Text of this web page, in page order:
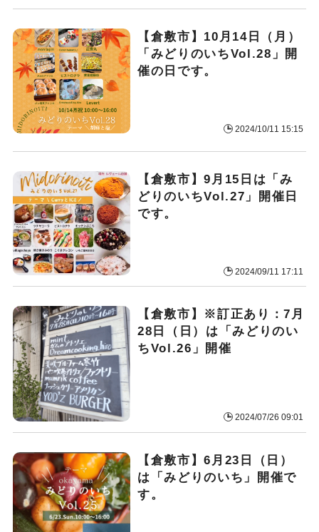
【倉敷市】10月14日（月）
「みどりのいちVol.28」開
催の日です。
2024/10/11 15:15
【倉敷市】9月15日は「み
どりのいちVol.27」開催日
です。
2024/09/11 17:11
【倉敷市】※訂正あり：7月
28日（日）は「みどりのい
ちVol.26」開催
2024/07/26 09:01
【倉敷市】6月23日（日）
は「みどりのいち」開催で
す。